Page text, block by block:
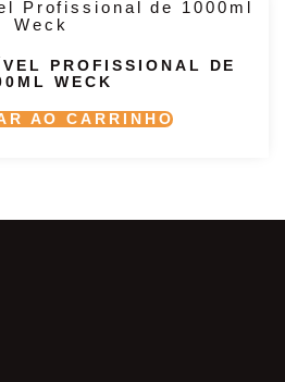
PROFISSIONAL DE
WECK
AO CARRINHO